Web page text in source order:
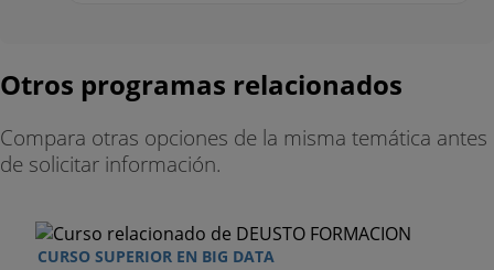
Otros programas relacionados
Compara otras opciones de la misma temática antes
de solicitar información.
CURSO SUPERIOR EN BIG DATA